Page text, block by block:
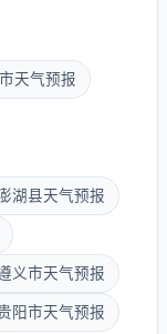
天气预报
湖县天气预报
义市天气预报
阳市天气预报